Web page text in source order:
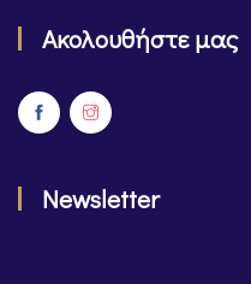
Ακολουθήστε μας
Newsletter